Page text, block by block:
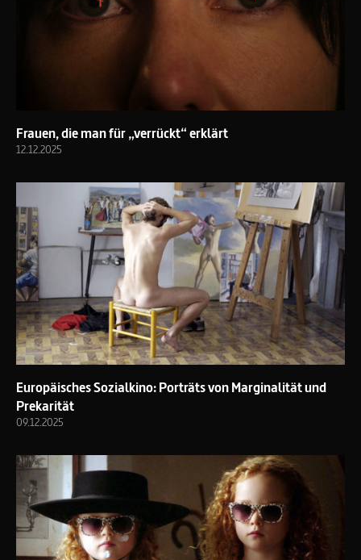
Frauen, die man für „verrückt“ erklärt
12.12.2025
Europäisches Sozialkino: Porträts von Marginalität und
Prekarität
09.12.2025